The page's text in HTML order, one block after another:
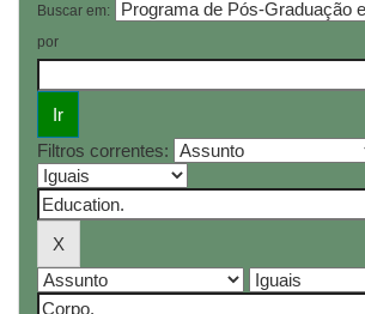
Buscar em:
por
Filtros correntes: